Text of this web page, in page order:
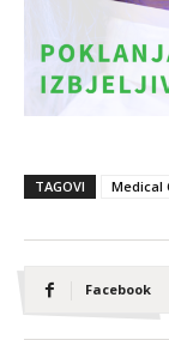
TAGOVI Medical
Facebook